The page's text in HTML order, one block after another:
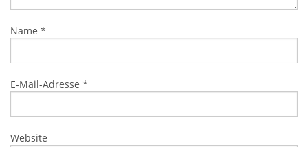
Name *
E-Mail-Adresse *
Website